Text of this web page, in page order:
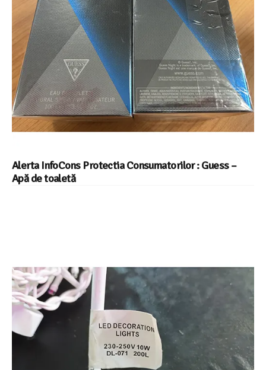
Alerta InfoCons Protectia Consumatorilor : Guess –
Apă de toaletă